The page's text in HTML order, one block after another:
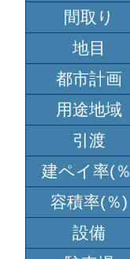
間取り
地目
都市計画
用途地域
引渡
建ペイ率(
容積率(％)
設備